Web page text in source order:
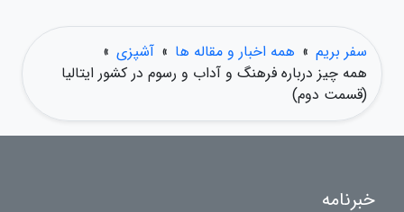
سفر بریم » همه اخبار و مقاله ها » آشپزی »
همه چیز درباره فرهنگ و آداب و رسوم در کشور ایتالیا
(قسمت دوم)
خبرنامه